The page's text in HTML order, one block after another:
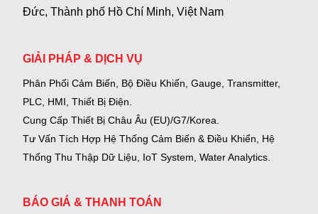
Đức, Thành phố Hồ Chí Minh, Việt Nam
GIẢI PHÁP & DỊCH VỤ
Phân Phối Cảm Biến, Bộ Điều Khiển, Gauge, Transmitter,
PLC, HMI, Thiết Bị Điện.
Cung Cấp Thiết Bị Châu Âu (EU)/G7/Korea.
Tư Vấn Tích Hợp Hệ Thống Cảm Biến & Điều Khiển, Hệ
Thống Thu Thập Dữ Liệu, IoT System, Water Analytics.
BÁO GIÁ & THANH TOÁN